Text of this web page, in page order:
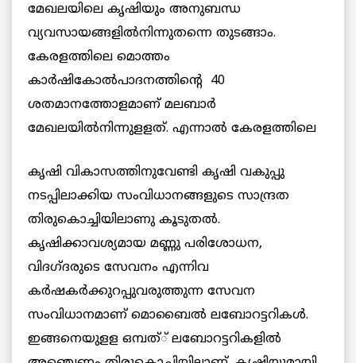
മേഖലയിലെ കൃഷിയും അനുബന്ധ
വ്യവസായങ്ങളില്‍നിന്നുതന്നെ തുടങ്ങാം.
കേരളത്തിലെ മൊത്തം
കാര്‍ഷികോല്‍പാദനത്തിന്റെ 40
ശതമാനത്തോളമാണ് മലബാര്‍
മേഖലയില്‍നിന്നുളളത്. എന്നാല്‍ കേരളത്തിലെ
കൃഷി വികാസത്തിനുവേണ്ടി കൃഷി വകുപ്പു
നടപ്പിലാക്കിയ സംവിധാനങ്ങളുടെ സാന്ദ്രത
തിരുകൊച്ചിയിലാണു കൂടുതല്‍.
കൃഷിക്കാവശ്യമായ മണ്ണു പരിശോധന,
വിദഗ്ദരുടെ സേവനം എന്നിവ
കര്‍ഷകര്‍ക്കുറപ്പുവരുത്തുന്ന സേവന
സംവിധാനമാണ് മൊബൈല്‍ ലബോറട്ടറികള്‍.
ഇങ്ങനെയുളള ഒമ്പത്് ലബോറട്ടറികളില്‍